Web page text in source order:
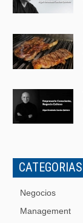
CATEGORIAS
Negocios
Management